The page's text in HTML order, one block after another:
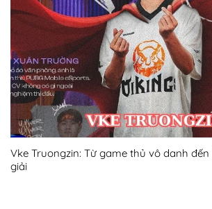
Vke Truongzin: Từ game thủ vô danh
giải